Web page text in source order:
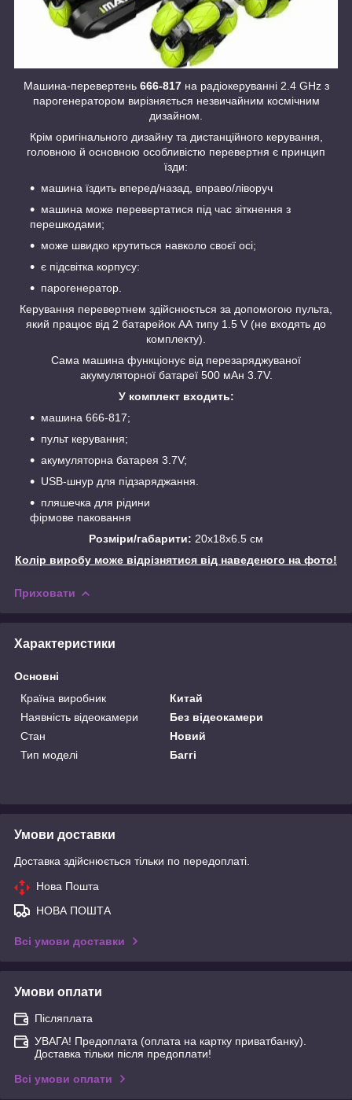
Машина-перевертень 666-817 на радіокеруванні 2.4 GHz з
парогенератором вирізняється незвичайним космічним
дизайном.
Крім оригінального дизайну та дистанційного керування,
головною й основною особливістю перевертня є принцип
їзди:
машина їздить вперед/назад, вправо/ліворуч
машина може перевертатися під час зіткнення з
перешкодами;
може швидко крутиться навколо своєї осі;
є підсвітка корпусу:
парогенератор.
Керування перевертнем здійснюється за допомогою пульта,
який працює від 2 батарейок АА типу 1.5 V (не входять до
комплекту).
Сама машина функціонує від перезаряджуваної
акумуляторної батареї 500 мАн 3.7V.
У комплект входить:
машина 666-817;
пульт керування;
акумуляторна батарея 3.7V;
USB-шнур для підзаряджання.
пляшечка для рідини
фірмове паковання
Розміри/габарити: 20х18х6.5 см
Колір виробу може відрізнятися від наведеного на фото!
Приховати
Характеристики
Основні
Країна виробник
Китай
Наявність відеокамери
Без відеокамери
Стан
Новий
Тип моделі
Баггі
Умови доставки
Доставка здійснюється тільки по передоплаті.
Нова Пошта
НОВА ПОШТА
Всі умови доставки
Умови оплати
Післяплата
УВАГА! Предоплата (оплата на картку приватбанку).
Доставка тільки після предоплати!
Всі умови оплати